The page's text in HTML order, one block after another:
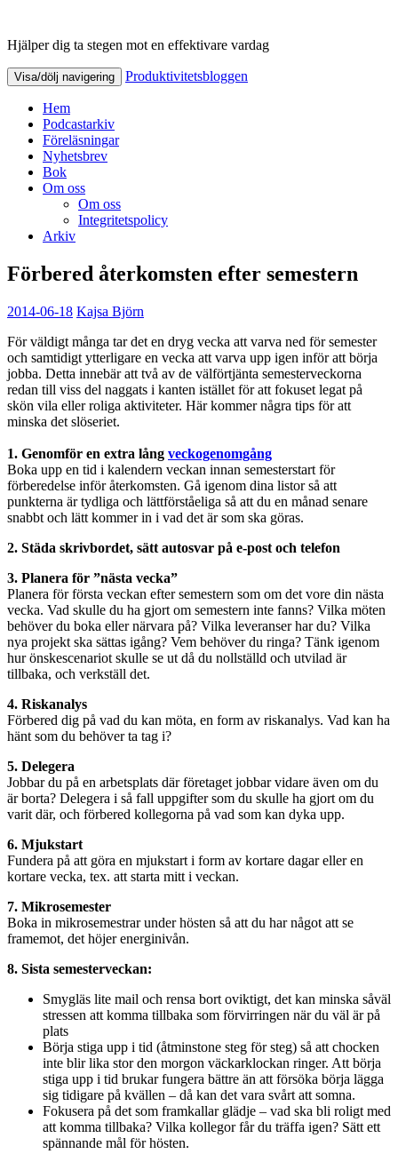
Produktivitetsbloggen
Hjälper dig ta stegen mot en effektivare vardag
Visa/dölj navigering Produktivitetsbloggen
Hem
Podcastarkiv
Föreläsningar
Nyhetsbrev
Bok
Om oss
Om oss
Integritetspolicy
Arkiv
Förbered återkomsten efter semestern
2014-06-18 Kajsa Björn
För väldigt många tar det en dryg vecka att varva ned för semester
och samtidigt ytterligare en vecka att varva upp igen inför att börja
jobba. Detta innebär att två av de välförtjänta semesterveckorna
redan till viss del naggats i kanten istället för att fokuset legat på
skön vila eller roliga aktiviteter. Här kommer några tips för att
minska det slöseriet.
1. Genomför en extra lång veckogenomgång
Boka upp en tid i kalendern veckan innan semesterstart för
förberedelse inför återkomsten. Gå igenom dina listor så att
punkterna är tydliga och lättförståeliga så att du en månad senare
snabbt och lätt kommer in i vad det är som ska göras.
2. Städa skrivbordet, sätt autosvar på e-post och telefon
3. Planera för ”nästa vecka”
Planera för första veckan efter semestern som om det vore din nästa
vecka. Vad skulle du ha gjort om semestern inte fanns? Vilka möten
behöver du boka eller närvara på? Vilka leveranser har du? Vilka
nya projekt ska sättas igång? Vem behöver du ringa? Tänk igenom
hur önskescenariot skulle se ut då du nollställd och utvilad är
tillbaka, och verkställ det.
4. Riskanalys
Förbered dig på vad du kan möta, en form av riskanalys. Vad kan ha
hänt som du behöver ta tag i?
5. Delegera
Jobbar du på en arbetsplats där företaget jobbar vidare även om du
är borta? Delegera i så fall uppgifter som du skulle ha gjort om du
varit där, och förbered kollegorna på vad som kan dyka upp.
6. Mjukstart
Fundera på att göra en mjukstart i form av kortare dagar eller en
kortare vecka, tex. att starta mitt i veckan.
7. Mikrosemester
Boka in mikrosemestrar under hösten så att du har något att se
framemot, det höjer energinivån.
8. Sista semesterveckan:
Smygläs lite mail och rensa bort oviktigt, det kan minska såväl
stressen att komma tillbaka som förvirringen när du väl är på
plats
Börja stiga upp i tid (åtminstone steg för steg) så att chocken
inte blir lika stor den morgon väckarklockan ringer. Att börja
stiga upp i tid brukar fungera bättre än att försöka börja lägga
sig tidigare på kvällen – då kan det vara svårt att somna.
Fokusera på det som framkallar glädje – vad ska bli roligt med
att komma tillbaka? Vilka kollegor får du träffa igen? Sätt ett
spännande mål för hösten.